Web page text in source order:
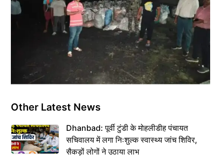
Other Latest News
Dhanbad: पूर्वी टुंडी के मोहलीडीह पंचायत
सचिवालय में लगा निःशुल्क स्वास्थ्य जांच शिविर,
सैकड़ों लोगों ने उठाया लाभ